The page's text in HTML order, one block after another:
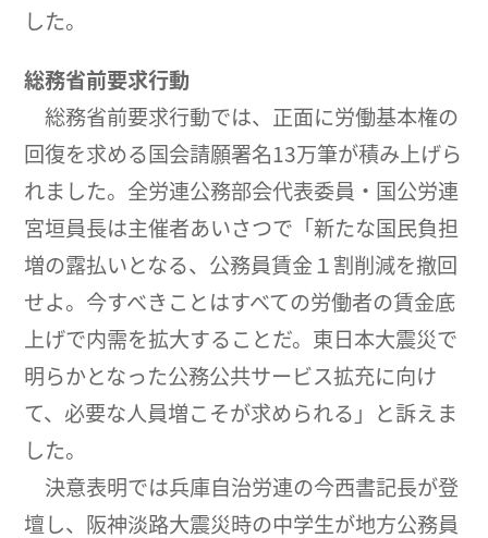
した。
総務省前要求行動
総務省前要求行動では、正面に労働基本権の
回復を求める国会請願署名13万筆が積み上げら
れました。全労連公務部会代表委員・国公労連
宮垣員長は主催者あいさつで「新たな国民負担
増の露払いとなる、公務員賃金１割削減を撤回
せよ。今すべきことはすべての労働者の賃金底
上げで内需を拡大することだ。東日本大震災で
明らかとなった公務公共サービス拡充に向け
て、必要な人員増こそが求められる」と訴えま
した。
決意表明では兵庫自治労連の今西書記長が登
壇し、阪神淡路大震災時の中学生が地方公務員